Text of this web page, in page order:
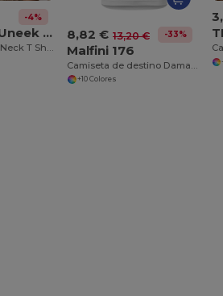
-4%
Radsow by Uneek UC319
Damas Classic V Neck T Shirt
8,82 € 13,20 € -33%
Malfini 176
Camiseta de destino Damas Damas
+10 Colores